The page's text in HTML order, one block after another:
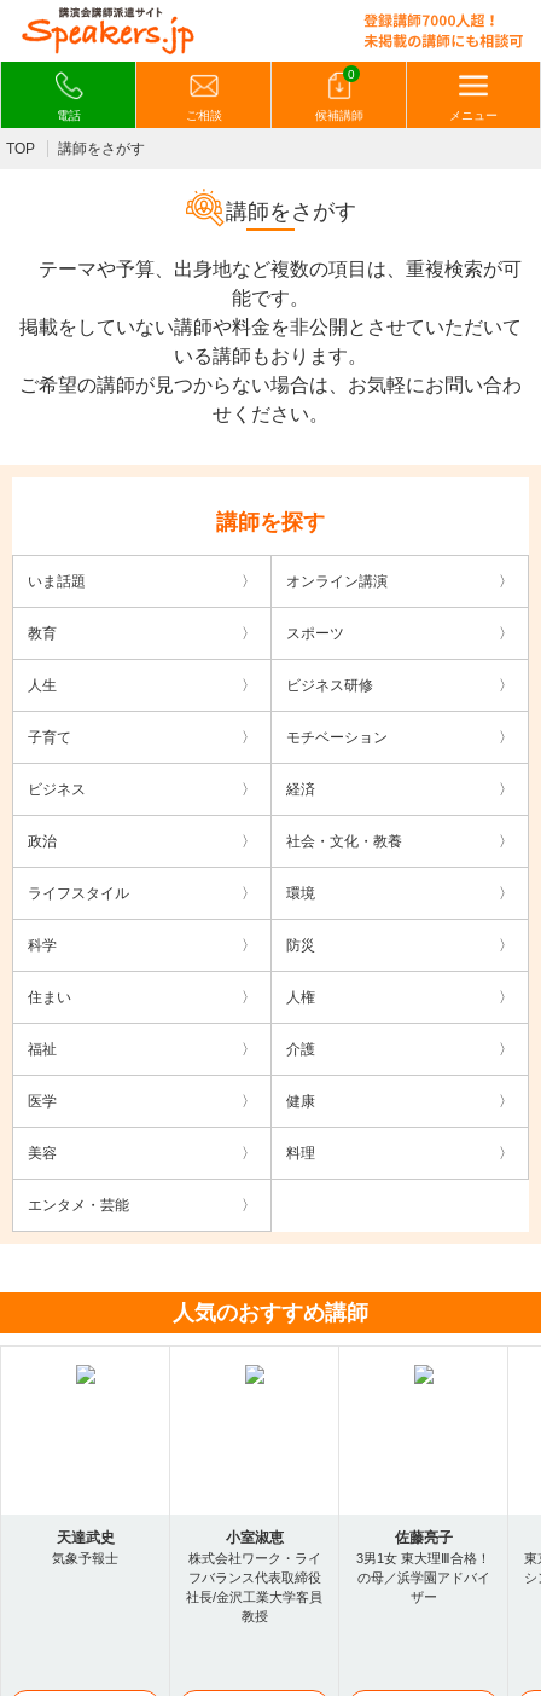
電話 ご相談
0
候補講師 メニュー
TOP 講師をさがす
講師をさがす
テーマや予算、出身地など複数の項目は、重複検索が可
能です。
掲載をしていない講師や料金を非公開とさせていただいて
いる講師もおります。
ご希望の講師が見つからない場合は、お気軽にお問い合わ
せください。
講師を探す
いま話題 オンライン講演
教育 スポーツ
人生 ビジネス研修
子育て モチベーション
ビジネス 経済
政治 社会・文化・教養
ライフスタイル 環境
科学 防災
住まい 人権
福祉 介護
医学 健康
美容 料理
エンタメ・芸能
人気のおすすめ講師
天達武史
気象予報士
小室淑恵
株式会社ワーク・ライ
フバランス代表取締役
社長/金沢工業大学客員
教授
佐藤亮子
3男1女 東大理Ⅲ合格！
の母／浜学園アドバイ
ザー
東
シ